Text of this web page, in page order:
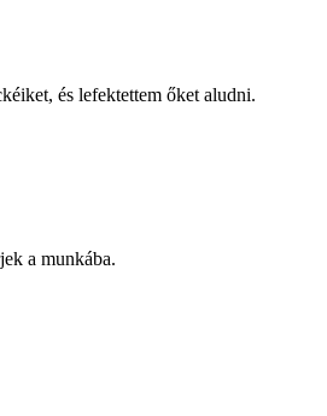
és lefektettem őket aludni.
a munkába.